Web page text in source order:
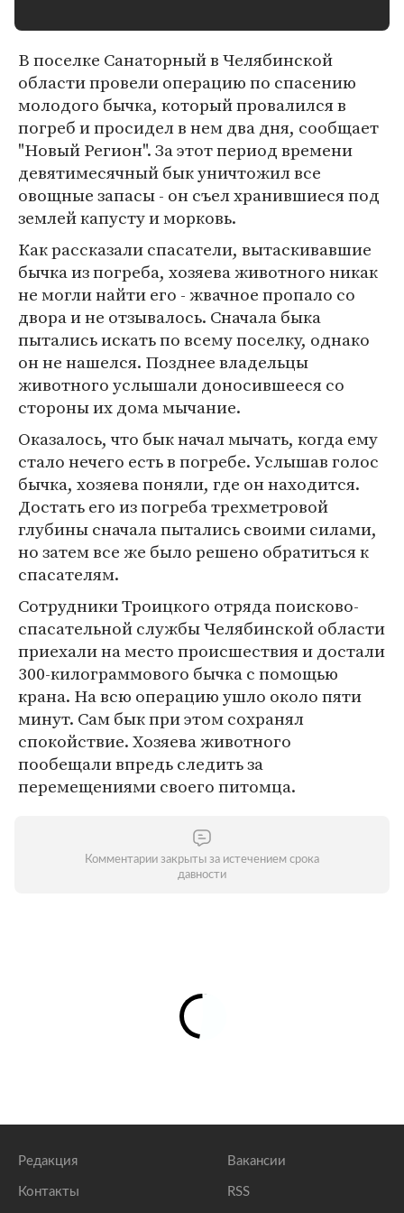
В поселке Санаторный в Челябинской
области провели операцию по спасению
молодого бычка, который провалился в
погреб и просидел в нем два дня, сообщает
"Новый Регион". За этот период времени
девятимесячный бык уничтожил все
овощные запасы - он съел хранившиеся под
землей капусту и морковь.
Как рассказали спасатели, вытаскивавшие
бычка из погреба, хозяева животного никак
не могли найти его - жвачное пропало со
двора и не отзывалось. Сначала быка
пытались искать по всему поселку, однако
он не нашелся. Позднее владельцы
животного услышали доносившееся со
стороны их дома мычание.
Оказалось, что бык начал мычать, когда ему
стало нечего есть в погребе. Услышав голос
бычка, хозяева поняли, где он находится.
Достать его из погреба трехметровой
глубины сначала пытались своими силами,
но затем все же было решено обратиться к
спасателям.
Сотрудники Троицкого отряда поисково-
спасательной службы Челябинской области
приехали на место происшествия и достали
300-килограммового бычка с помощью
крана. На всю операцию ушло около пяти
минут. Сам бык при этом сохранял
спокойствие. Хозяева животного
пообещали впредь следить за
перемещениями своего питомца.
Комментарии закрыты за истечением срока
давности
Редакция
Контакты
Вакансии
RSS